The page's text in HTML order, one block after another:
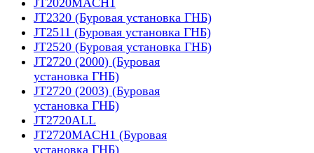
JT2020MACH1
JT2320 (Буровая установка ГНБ)
JT2511 (Буровая установка ГНБ)
JT2520 (Буровая установка ГНБ)
JT2720 (2000) (Буровая
установка ГНБ)
JT2720 (2003) (Буровая
установка ГНБ)
JT2720ALL
JT2720MACH1 (Буровая
установка ГНБ)